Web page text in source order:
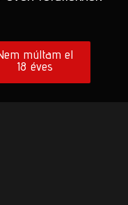
múltam el
18 éves